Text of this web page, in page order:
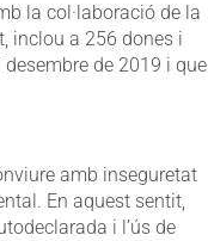
la col·laboració de la
inclou a 256 dones i
de 2019 i que
amb inseguretat
En aquest sentit,
i l’ús de